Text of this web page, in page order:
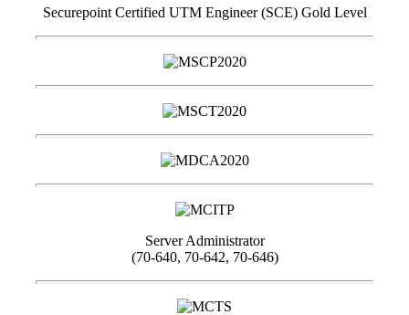
Securepoint Certified UTM Engineer (SCE) Gold Level
Server Administrator
(70-640, 70-642, 70-646)